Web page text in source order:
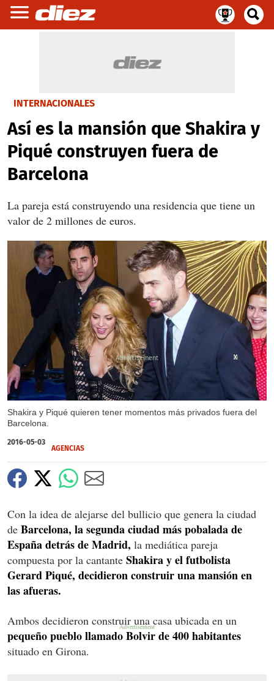
INTERNACIONALES
Así es la mansión que Shakira y
Piqué construyen fuera de
Barcelona
La pareja está construyendo una residencia que tiene un
valor de 2 millones de euros.
Shakira y Piqué quieren tener momentos más privados fuera del
Barcelona.
X
X
X
X
2016-05-03
AGENCIAS
Con la idea de alejarse del bullicio que genera la ciudad
de Barcelona, la segunda ciudad más pobalada de
España detrás de Madrid, la mediática pareja
compuesta por la cantante Shakira y el futbolista
Gerard Piqué, decidieron construir una mansión en
las afueras.
Ambos decidieron construir una casa ubicada en un
pequeño pueblo llamado Bolvir de 400 habitantes
situado en Girona.